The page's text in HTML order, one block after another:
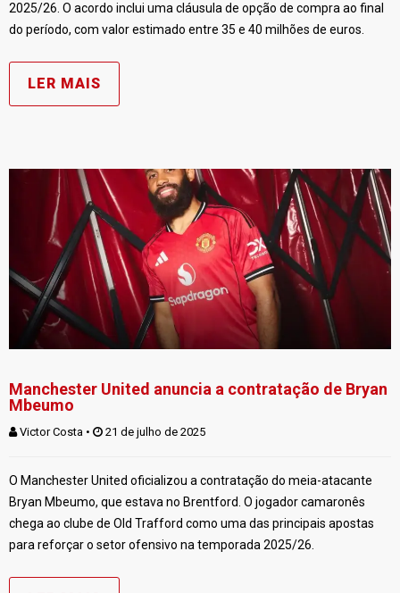
2025/26. O acordo inclui uma cláusula de opção de compra ao final
do período, com valor estimado entre 35 e 40 milhões de euros.
LER MAIS
Manchester United anuncia a contratação de Bryan
Mbeumo
Victor Costa • 21 de julho de 2025
O Manchester United oficializou a contratação do meia-atacante
Bryan Mbeumo, que estava no Brentford. O jogador camaronês
chega ao clube de Old Trafford como uma das principais apostas
para reforçar o setor ofensivo na temporada 2025/26.